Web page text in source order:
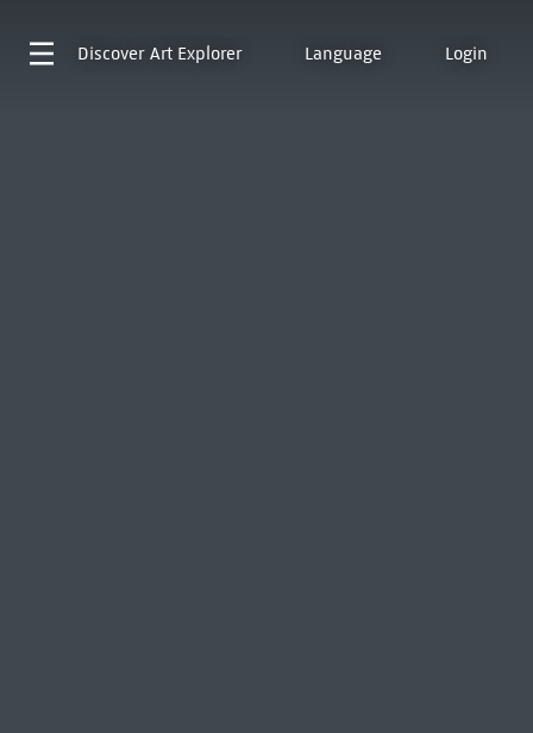
Discover Art Explorer Language Login